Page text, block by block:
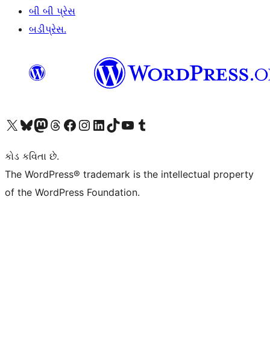
બી બી પ્રેસ
બડીપ્રેસ.
અમારા X (અગાઉ ટ્વિટર) એકાઉન્ટની મુલાકાત લોઅમારા Bluesky એકાઉન્ટની મુલાકાત લોઅમારા માસ્ટોડોન એકાઉન્ટની મુલાકાત લોઅમારા Threads એકાઉન્ટની મુલાકાત લો અમારા ફેસબુક પેજની મુલાકાત લોઅમારા ઇન્સ્ટાગ્રામ એકાઉન્ટની મુલાકાત લો અમારા LinkedIn એકાઉન્ટની મુલાકાત લોઅમારા TikTok એકાઉન્ટની મુલાકાત લોઅમારી YouTube ચેનલની મુલાકાત લો અમારા Tumblr એકાઉન્ટની મુલાકાત લો
કોડ કવિતા છે.
The WordPress® trademark is the intellectual property
of the WordPress Foundation.